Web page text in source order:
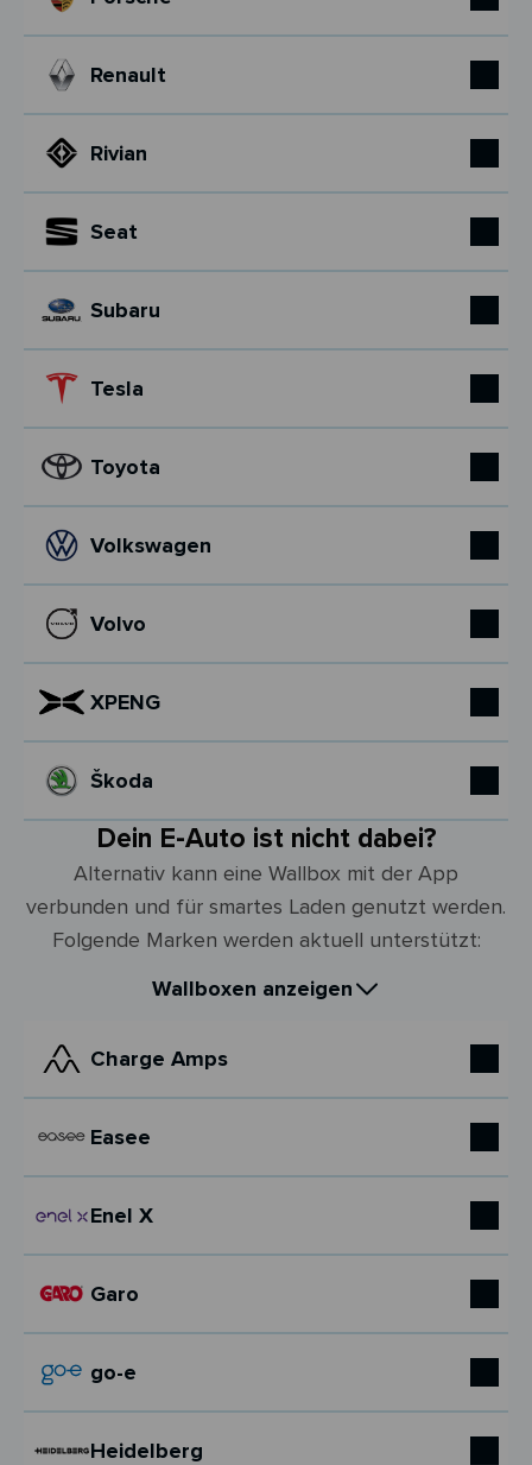
Renault
Rivian
Seat
Subaru
Tesla
Toyota
Volkswagen
Volvo
XPENG
Škoda
Dein E-Auto ist nicht dabei?
Alternativ kann eine Wallbox mit der App
verbunden und für smartes Laden genutzt werden.
Folgende Marken werden aktuell unterstützt:
Wallboxen anzeigen
Charge Amps
Easee
Enel X
Garo
go-e
Heidelberg